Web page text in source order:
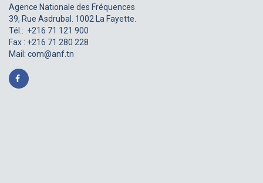
Agence Nationale des Fréquences
39, Rue Asdrubal. 1002 La Fayette.
Tél.: +216 71 121 900
Fax : +216 71 280 228
Mail: com@anf.tn